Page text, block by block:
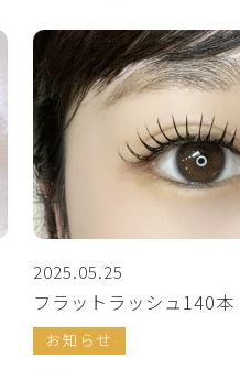
2025.05.25
フラットラッシュ140本
お知らせ